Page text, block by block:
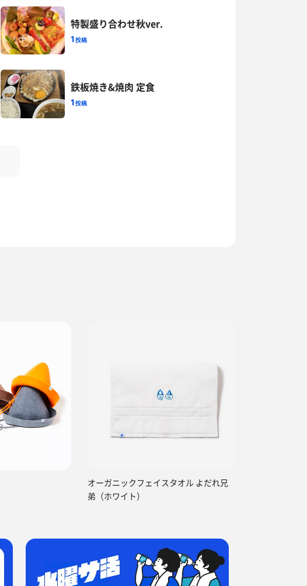
特製盛り合わせ秋ver.
1投稿
鉄板焼き&焼肉 定食
1投稿
オーガニックフェイスタオル よだれ兄
弟（ホワイト）